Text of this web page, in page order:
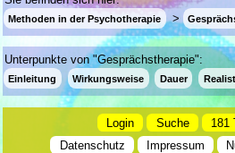
Methoden in der Psychotherapie
Unterpunkte von "Gesprächstherapie":
Einleitung Wirkungsweise Dauer
Login Suche
181
Datenschutz
Impressum